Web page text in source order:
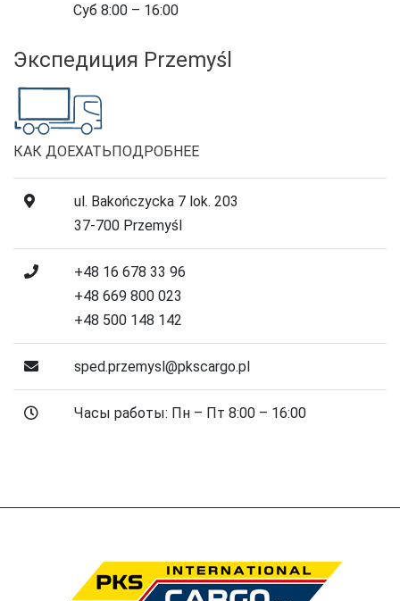
Суб 8:00 – 16:00
Экспедиция Przemyśl
КАК ДОЕХАТЬПОДРОБНЕЕ
ul. Bakończycka 7 lok. 203
37-700 Przemyśl
+48 16 678 33 96
+48 669 800 023
+48 500 148 142
sped.przemysl@pkscargo.pl
Часы работы: Пн – Пт 8:00 – 16:00